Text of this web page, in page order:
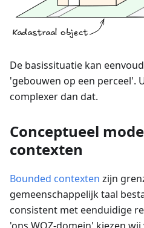
De basissituatie kan
'gebouwen op een perceel'.
complexer dan dat.
Conceptueel
contexten
Bounded contexten zijn
gemeenschappelijk taal
consistent met eenduidige
'ons WOZ-domein' kiezen